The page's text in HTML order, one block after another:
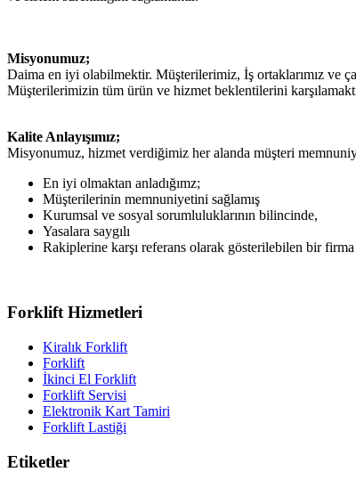
Misyonumuz;
Daima en iyi olabilmektir. Müşterilerimiz, İş ortaklarımız ve
Müşterilerimizin tüm ürün ve hizmet beklentilerini
Kalite Anlayışımız;
Misyonumuz, hizmet verdiğimiz her alanda müşteri
En iyi olmaktan anladığımz;
Müşterilerinin memnuniyetini sağlamış
Kurumsal ve sosyal sorumluluklarının bilincinde,
Yasalara saygılı
Rakiplerine karşı referans olarak gösterilebilen bir firma
Forklift Hizmetleri
Kiralık Forklift
Forklift
İkinci El Forklift
Forklift Servisi
Elektronik Kart Tamiri
Forklift Lastiği
Etiketler